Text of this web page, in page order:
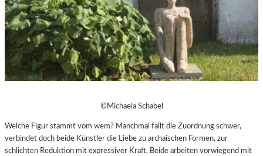
©Michaela Schabel
Welche Figur stammt vom wem? Manchmal fällt die Zuordnung schwer,
verbindet doch beide Künstler die Liebe zu archaischen Formen, zur
schlichten Reduktion mit expressiver Kraft. Beide arbeiten vorwiegend mit